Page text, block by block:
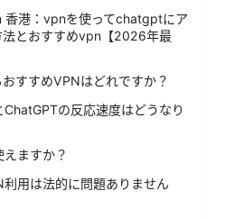
港：vpnを使ってchatgptにア
法とおすすめvpn【2026年最
すすめVPNはどれですか？
の反応速度はどうなり
ますか？
用は法的に問題ありません